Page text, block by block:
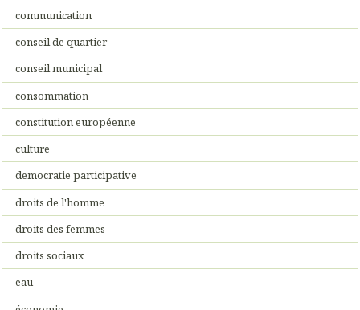
communication
conseil de quartier
conseil municipal
consommation
constitution européenne
culture
democratie participative
droits de l'homme
droits des femmes
droits sociaux
eau